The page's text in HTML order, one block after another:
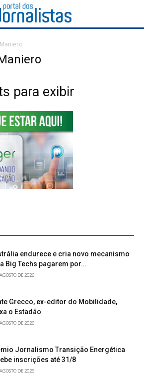
para exibir
endurece e cria novo mecanismo
Big Techs pagarem por...
DE 2026
Grecco, ex-editor do Mobilidade,
o Estadão
DE 2026
Jornalismo Transição Energética
inscrições até 31/8
DE 2026